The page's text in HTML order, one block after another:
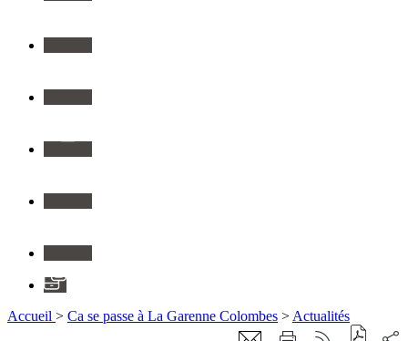
Accueil > Ca se passe à La Garenne Colombes > Actualités